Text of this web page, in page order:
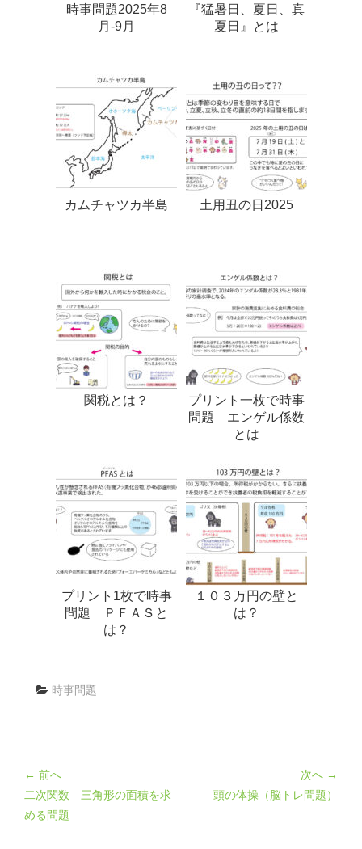
時事問題2025年8
月-9月
『猛暑日、夏日、真
夏日』とは
カムチャツカ半島 土用丑の日2025
関税とは？
プリント一枚で時事
問題 エンゲル係数
とは
プリント1枚で時事
問題 ＰＦＡＳと
は？
１０３万円の壁と
は？
時事問題
← 前へ
二次関数 三角形の面積を求
める問題
次へ →
頭の体操（脳トレ問題）